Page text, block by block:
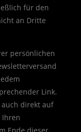
für den
an Dritte
persönlichen
Link.
direkt auf
Ihren